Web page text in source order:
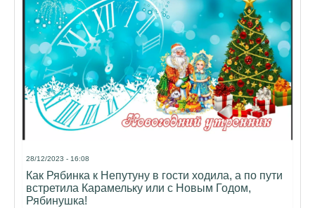
28/12/2023 - 16:08
Как Рябинка к Непутуну в гости ходила, а по пути
встретила Карамельку или с Новым Годом,
Рябинушка!